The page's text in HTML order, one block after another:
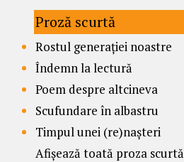
Proză scurtă
Rostul generației noastre
Îndemn la lectură
Poem despre altcineva
Scufundare în albastru
Timpul unei (re)nașteri
Afișează toată proza scurtă